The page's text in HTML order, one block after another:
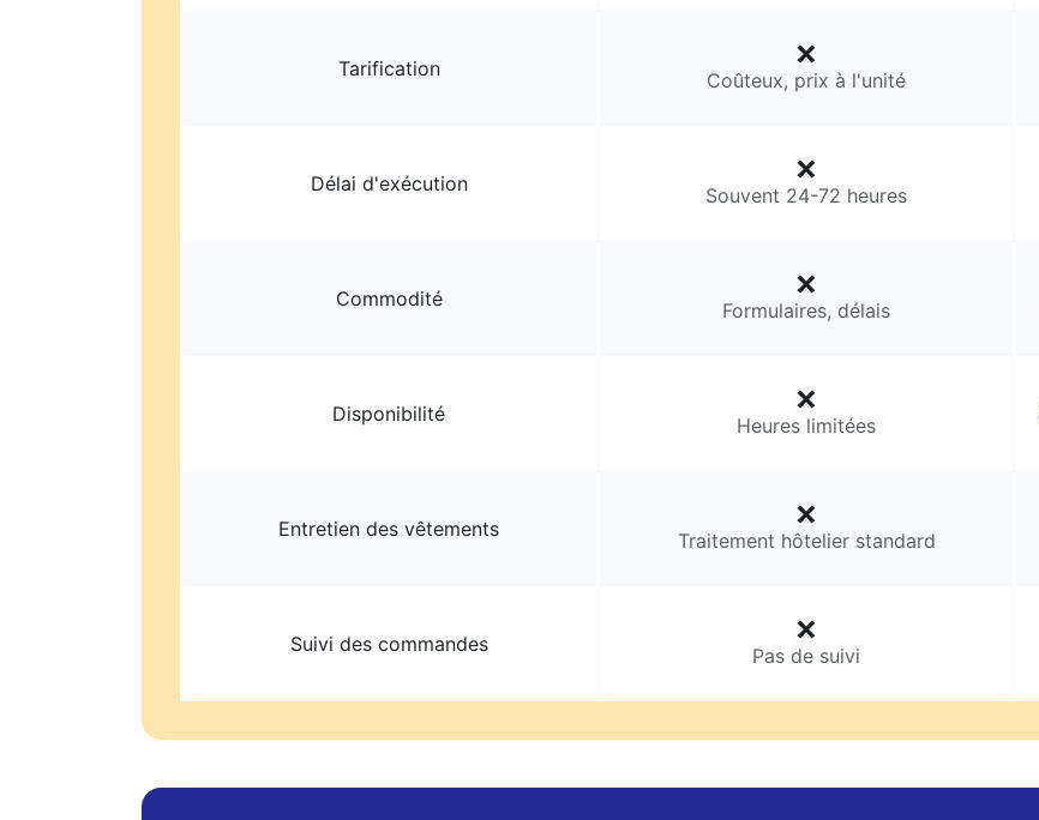
Tarification Coûteux, prix à l'unité
Délai d'exécution Souvent 24-72 heures
Commodité Formulaires, délais
Disponibilité Heures limitées
Entretien des vêtements Traitement hôtelier standard
Suivi des commandes Pas de suivi